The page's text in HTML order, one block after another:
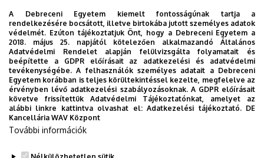
Debreceni Egyetem Kiváló Sportolója 2017/18
Debreceni Egyetem Kiváló Sportolója 2016/17
Debreceni Egyetem Kiváló Sportolója 2015/16
Debreceni Egyetem Kiváló Sportolója 2014/15
Debreceni Egyetem Kiváló Sportolója 2013/14
A Debreceni Egyetem kiemelt fontosságúnak tartja a
rendelkezésére bocsátott, illetve birtokába jutott személyes adatok
védelmét. Ezúton tájékoztatjuk Önt, hogy a Debreceni Egyetem a
2018. május 25. napjától kötelezően alkalmazandó Általános
Adatvédelmi Rendelet alapján felülvizsgálta folyamatait és
beépítette a GDPR előírásait az adatkezelési és adatvédelmi
tevékenységébe. A felhasználók személyes adatait a Debreceni
Egyetem korábban is teljes körültekintéssel kezelte, megfelelve az
érvényben lévő adatkezelési szabályozásoknak. A GDPR előírásait
követve frissítettük Adatvédelmi Tájékoztatónkat, amelyet az
alábbi linkre kattintva olvashat el:Adatkezelési tájékoztató. DE
Kancellária WAV Központ
További információk